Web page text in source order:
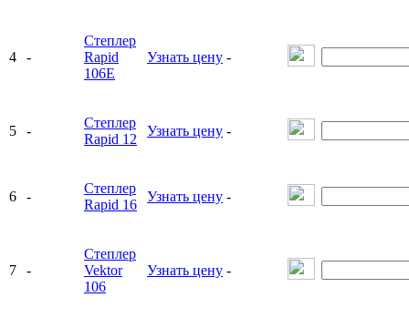
4 -
Степлер
Rapid
106E
Узнать цену -
5 -
Степлер
Rapid 12
Узнать цену -
6 -
Степлер
Rapid 16
Узнать цену -
7 -
Степлер
Vektor
106
Узнать цену -